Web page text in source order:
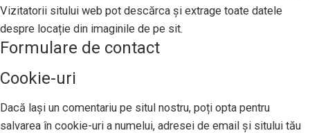
Vizitatorii sitului web pot descărca și extrage toate datele
despre locație din imaginile de pe sit.
Formulare de contact
Cookie-uri
Dacă lași un comentariu pe situl nostru, poți opta pentru
salvarea în cookie-uri a numelui, adresei de email și sitului tău